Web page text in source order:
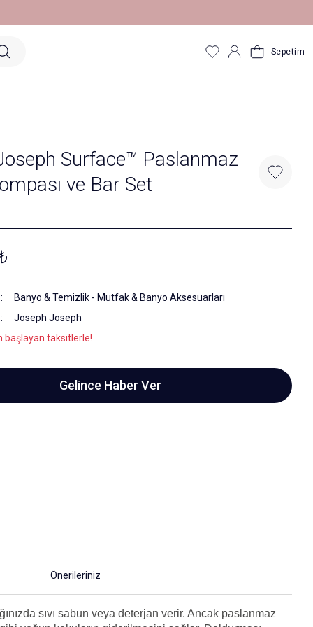
Sepetim
Surface™ Paslanmaz
ve Bar Set
Banyo & Temizlik - Mutfak & Banyo Aksesuarları
Joseph Joseph
başlayan taksitlerle!
Gelince Haber Ver
Önerileriniz
sıvı sabun veya deterjan verir. Ancak paslanmaz